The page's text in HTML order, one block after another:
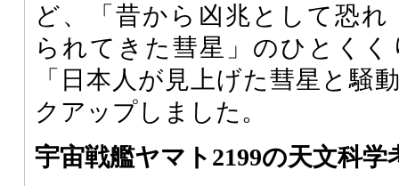
ど、「昔から凶兆として恐れ
られてきた彗星」のひとく
「日本人が見上げた彗星と騒
クアップしました。
宇宙戦艦ヤマト2199の天文科学